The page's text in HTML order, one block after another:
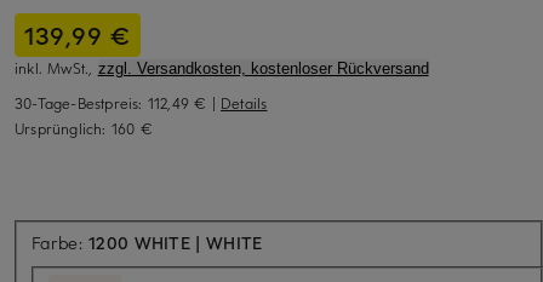
139,99 €
inkl. MwSt., zzgl. Versandkosten, kostenloser Rückversand
30-Tage-Bestpreis: 112,49 € | Details
Ursprünglich: 160 €
Farbe:1200 WHITE | WHITE